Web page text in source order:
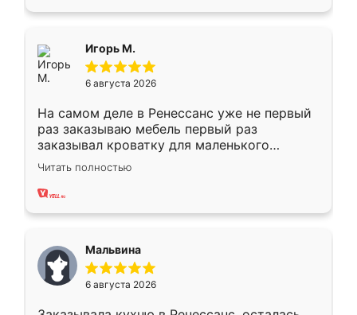
Игорь М.
6 августа 2026
На самом деле в Ренессанс уже не первый
раз заказываю мебель первый раз
заказывал кроватку для маленького
ребёнка при его рождении ,во второй раз
заказал шкаф-купе. По качеству очень
хорошее сборка достаточно быстрая,
меньше, здесь же он более разнообразный.
Мне нравится ,если что-то потребуется из
мебели буду заказывать только здесь.
Читать полностью
Мальвина
6 августа 2026